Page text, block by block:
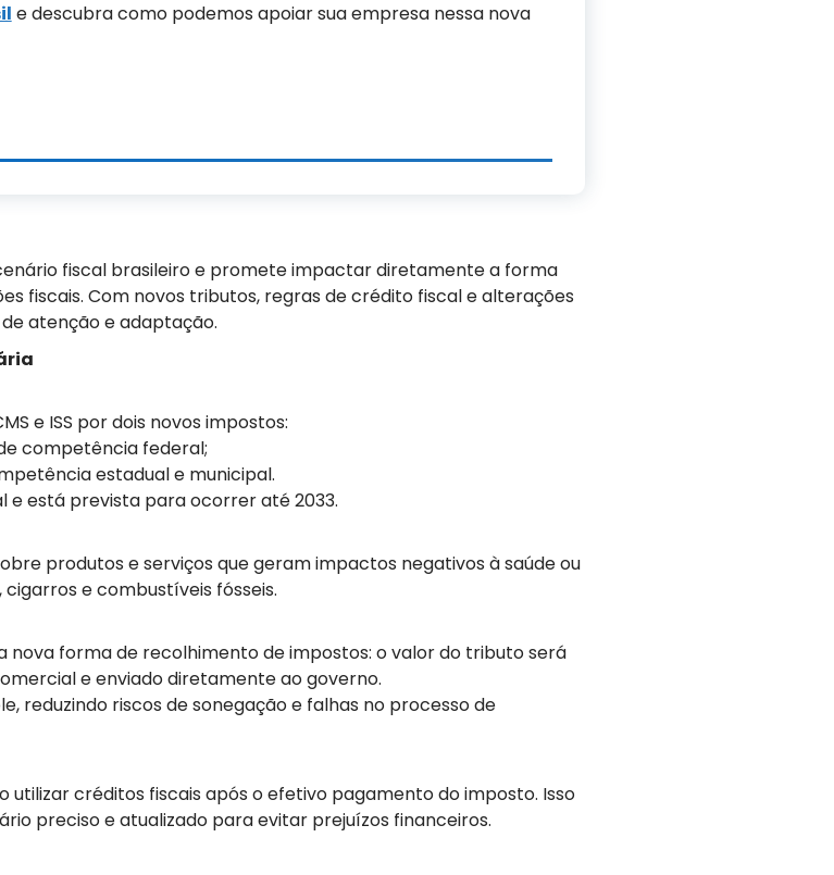
e descubra como podemos apoiar sua empresa nessa nova
fiscal brasileiro e promete impactar diretamente a forma
fiscais. Com novos tributos, regras de crédito fiscal e alterações
atenção e adaptação.
e ISS por dois novos impostos:
competência federal;
estadual e municipal.
e está prevista para ocorrer até 2033.
produtos e serviços que geram impactos negativos à saúde ou
e combustíveis fósseis.
nova forma de recolhimento de impostos: o valor do tributo será
e enviado diretamente ao governo.
reduzindo riscos de sonegação e falhas no processo de
créditos fiscais após o efetivo pagamento do imposto. Isso
preciso e atualizado para evitar prejuízos financeiros.